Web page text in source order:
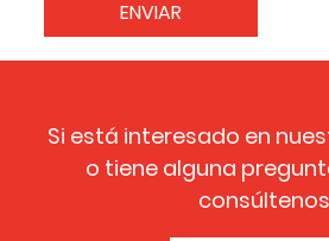
Si está interesado en
o tiene alguna